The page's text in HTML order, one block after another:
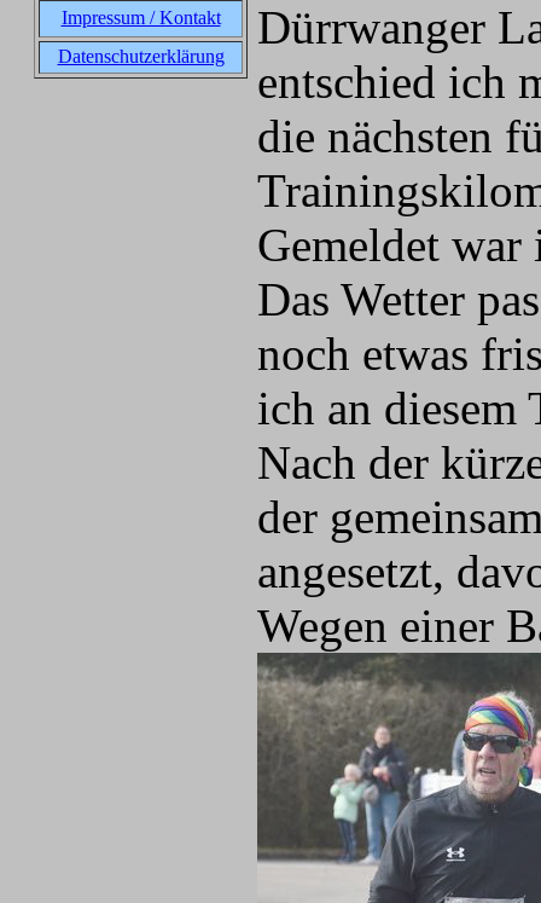
Impressum / Kontakt
Datenschutzerklärung
Dürrwanger
entschied ich
die nächsten
Gemeldet war
Das Wetter
noch etwas
ich an diesem
Nach der
der
angesetzt,
Wegen einer